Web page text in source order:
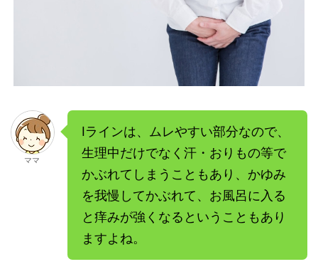
ママ
Iラインは、ムレやすい部分なので、
生理中だけでなく汗・おりもの等で
かぶれてしまうこともあり、かゆみ
を我慢してかぶれて、お風呂に入る
と痒みが強くなるということもあり
ますよね。